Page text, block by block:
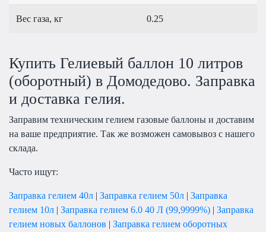
Вес газа, кг 0.25
Купить Гелиевый баллон 10 литров
(оборотный) в Домодедово. Заправка
и доставка гелия.
Заправим техническим гелием газовые баллоны и доставим
на ваше предприятие. Так же возможен самовывоз с нашего
склада.
Часто ищут:
Заправка гелием 40л | Заправка гелием 50л | Заправка
гелием 10л | Заправка гелием 6.0 40 Л (99,9999%) | Заправка
гелием новых баллонов | Заправка гелием оборотных